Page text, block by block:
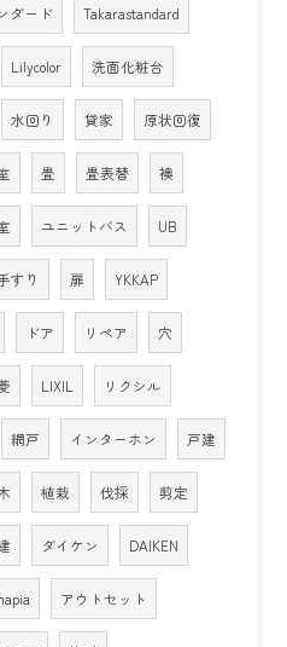
ダード Takarastandard
Lilycolor 洗面化粧台
水回り 貸家 原状回復
畳 畳表替 襖
ユニットバス UB
すり 扉 YKKAP
ドア リペア 穴
LIXIL リクシル
網戸 インターホン 戸建
植栽 伐採 剪定
ダイケン DAIKEN
アウトセット